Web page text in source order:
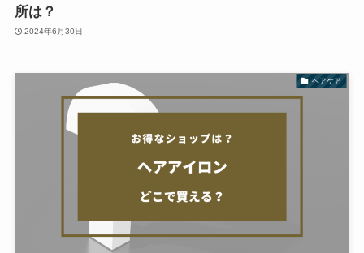
所は？
2024年6月30日
ヘアケア